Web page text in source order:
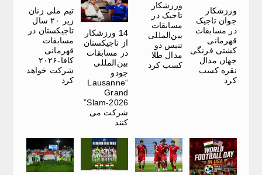
ورزشکار
جوان تاجیک
در مسابقات
قهرمانی
کشتی فرنگی
جهان مدال
نقره کسب
کرد
ورزشکار
تاجیک در
مسابقات
بین‌المللی
تنیس دو
مدال طلا
کسب کرد
14 ورزشکار
از تاجیکستان
در مسابقات
بین‌المللی
جودو
“Lausanne
Grand
Slam-2026”
شرکت می
کنند
تیم ملی زنان
زیر ۲۰ سال
تاجیکستان در
مسابقات
قهرمانی
کافا-۲۰۲۶
شرکت خواهد
کرد